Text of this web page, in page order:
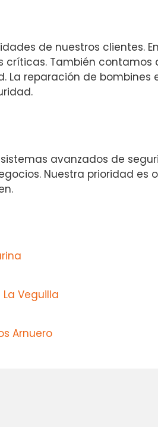
de nuestros clientes.
críticas. También contamos
reparación de bombines
avanzados de
Nuestra prioridad es
Veguilla
Arnuero